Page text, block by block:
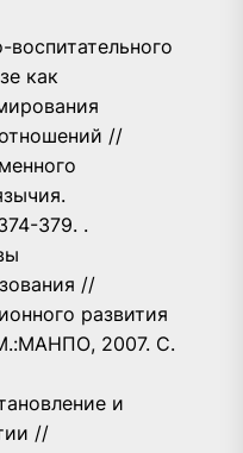
как
//
379. .
//
развития
2007. С.
и
//